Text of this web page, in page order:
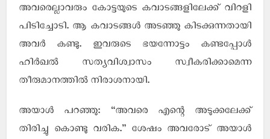
അവരെല്ലാവരും കോട്ടയുടെ കവാടങ്ങളിലേക്ക് വിറളി
പിടിച്ചോടി. ആ കവാടങ്ങള്‍ അടഞ്ഞു കിടക്കുന്നതായി
അവര്‍ കണ്ടു. ഇവരുടെ ഭയന്നോട്ടം കണ്ടപ്പോള്‍
ഹിര്‍ഖല്‍ സത്യവിശ്വാസം സ്വീകരിക്കാമെന്ന
തീരുമാനത്തില്‍ നിരാശനായി.
അയാള്‍ പറഞ്ഞു: “അവരെ എന്റെ അടുക്കലേക്ക്
തിരിച്ചു കൊണ്ടു വരിക.” ശേഷം അവരോട് അയാള്‍